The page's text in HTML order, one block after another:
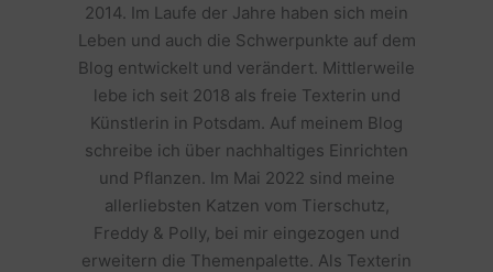
2014. Im Laufe der Jahre haben sich mein
Leben und auch die Schwerpunkte auf dem
Blog entwickelt und verändert. Mittlerweile
lebe ich seit 2018 als freie Texterin und
Künstlerin in Potsdam. Auf meinem Blog
schreibe ich über nachhaltiges Einrichten
und Pflanzen. Im Mai 2022 sind meine
allerliebsten Katzen vom Tierschutz,
Freddy & Polly, bei mir eingezogen und
erweitern die Themenpalette. Als Texterin